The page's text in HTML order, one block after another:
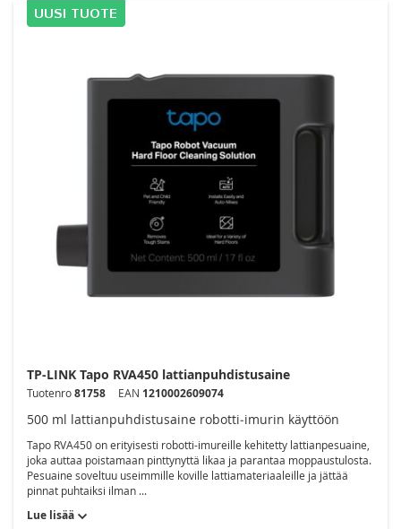
TP-LINK Tapo RVA450 lattianpuhdistusaine
Tuotenro81758 EAN 1210002609074
500 ml lattianpuhdistusaine robotti‑imurin käyttöön
Tapo RVA450 on erityisesti robotti-imureille kehitetty lattianpesuaine,
joka auttaa poistamaan pinttynyttä likaa ja parantaa moppaustulosta.
Pesuaine soveltuu useimmille koville lattiamateriaaleille ja jättää
pinnat puhtaiksi ilman ...
Lue lisää